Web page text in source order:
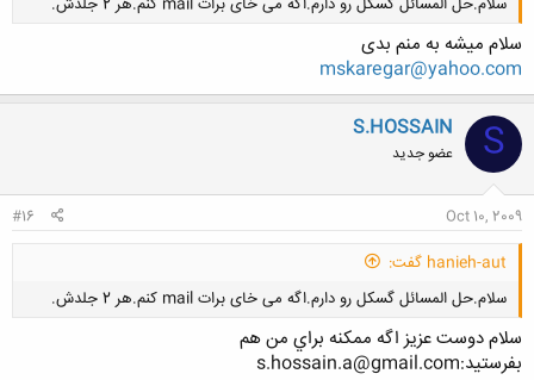
سلام میشه به منم بدی
mskaregar@yahoo.com
S
S.HOSSAIN
عضو جدید
Oct 10, 2009
#16
hanieh-aut گفت:
سلام.حل المسائل گسکل رو دارم.اگه می خای برات mail کنم.هر 2 جلدش.
سلام دوست عزيز اگه ممكنه براي من هم
بفرستيد:s.hossain.a@gmail.com